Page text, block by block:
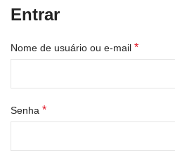
Entrar
Nome de usuário ou e-mail *
Senha *